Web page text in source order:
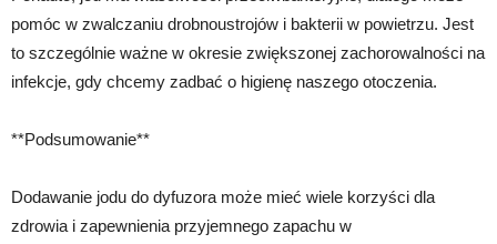
pomóc w zwalczaniu drobnoustrojów i bakterii w powietrzu. Jest
to szczególnie ważne w okresie zwiększonej zachorowalności na
infekcje, gdy chcemy zadbać o higienę naszego otoczenia.
**Podsumowanie**
Dodawanie jodu do dyfuzora może mieć wiele korzyści dla
zdrowia i zapewnienia przyjemnego zapachu w